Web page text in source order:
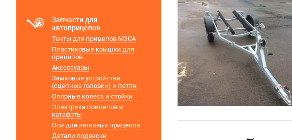
Запчасти для
автоприцепов
Тенты для прицепов МЗСА
Пластиковые крышки для
прицепов
Аксессуары
Замковые устройства
(сцепные головки) и петли
Опорные колеса и стойки
Электрика прицепов и
катафоты
Оси для легковых прицепов
Детали подвески